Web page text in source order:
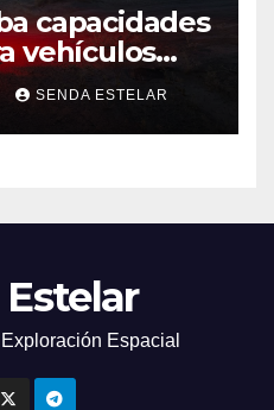
capacidades
vehículos
y
SENDA ESTELAR
Espacial